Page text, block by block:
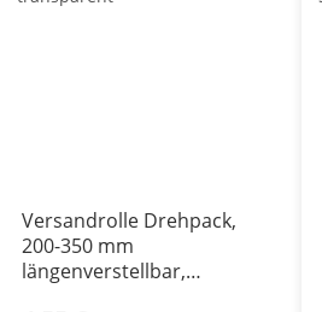
Versandrolle Drehpack,
200-350 mm
längenverstellbar,